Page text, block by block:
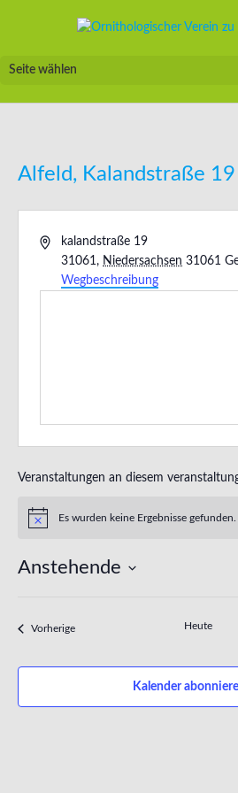
Seite wählen
Alfeld, Kalandstraße 19
Adressekalandstraße 19
31061, Niedersachsen 31061
Wegbeschreibung
Veranstaltungen an diesem
Hinweis
Es wurden keine Ergebnisse gefunden.
Anstehende
VorherigeVeranstaltungen Heute
Kalender